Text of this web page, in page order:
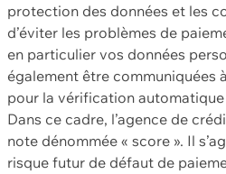
protection des données et les
d’éviter les problèmes de
en particulier vos données
également être communiquées
pour la vérification
Dans ce cadre, l’agence de
note dénommée « score ». Il
risque futur de défaut de